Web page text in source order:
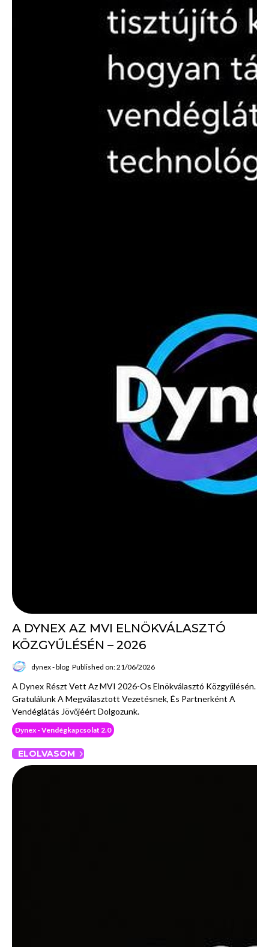
A DYNEX AZ MVI ELNÖKVÁLASZTÓ
KÖZGYŰLÉSÉN – 2026
dynex - blog Published on: 21/06/2026
A Dynex Részt Vett Az MVI 2026-Os Elnökválasztó Közgyűlésén.
Gratulálunk A Megválasztott Vezetésnek, És Partnerként A
Vendéglátás Jövőjéért Dolgozunk.
Dynex - Vendégkapcsolat 2.0
ELOLVASOM